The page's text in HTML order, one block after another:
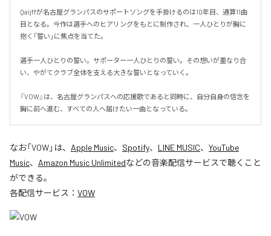
Qaijffが名古屋グランパスのサポートソングを手掛けるのは10年目、通算11曲
目となる。今作は選手へのヒアリングをもとに制作され、一人ひとりが胸に
抱く「誓い」に焦点を当てた。
選手一人ひとりの誓い。サポーター一人ひとりの誓い。その想いが重なり合
い、やがてクラブ全体を支える大きな誓いとなっていく。
『VOW』は、名古屋グランパスへの応援歌であると同時に、自分自身の信念を
胸に前へ進む、すべての人へ届けたい一曲となっている。
なお「VOW」は、 Apple Music、 Spotify、 LINE MUSIC、 YouTube
Music、 Amazon Music Unlimitedなどの音楽配信サービスで聴くこと
ができる。
各配信サービス： VOW